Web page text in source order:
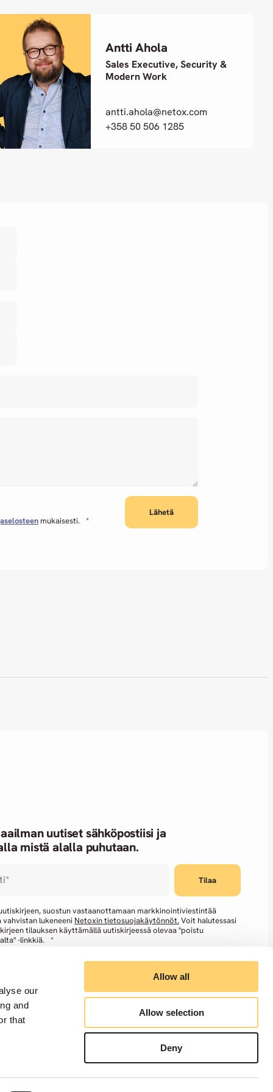
our
and
that
Allow all
Allow selection
Deny
Antti Ahola
Sales Executive, Security &
Modern Work
antti.ahola@netox.com
+358 50 506 1285
mukaisesti. *
uutiset sähköpostiisi ja
mistä alalla puhutaan.
*
suostun vastaanottamaan markkinointiviestintää
lukeneeni Netoxin tietosuojakäytönnöt.Voit halutessasi
tilauksen käyttämällä uutiskirjeessä olevaa "poistu
-linkkiä. *
Facebook